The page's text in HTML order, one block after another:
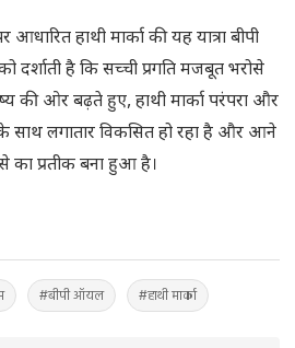
आधारित हाथी मार्का की यह यात्रा बीपी
है कि सच्ची प्रगति मजबूत भरोसे
की ओर बढ़ते हुए, हाथी मार्का परंपरा और
लगातार विकसित हो रहा है और आने
का प्रतीक बना हुआ है।
#बीपी ऑयल #हाथी मार्का